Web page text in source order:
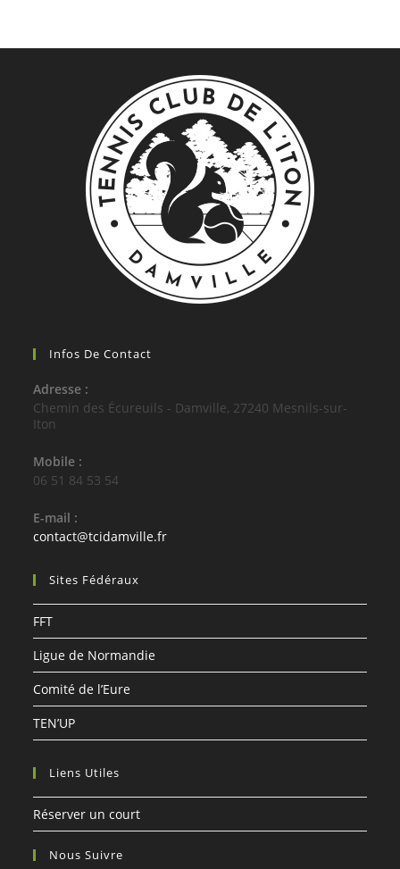
Infos De Contact
Adresse :
Chemin des Écureuils - Damville, 27240 Mesnils-sur-
Iton
Mobile :
06 51 84 53 54
E-mail :
contact@tcidamville.frS’ouvre
Sites Fédéraux
FFT
Ligue de Normandie
Comité de l’Eure
TEN’UP
Liens Utiles
Réserver un court
Nous Suivre